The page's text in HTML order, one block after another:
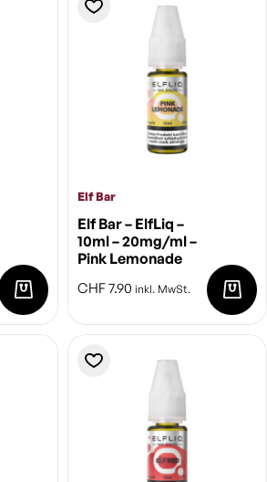
Elf Bar
Elf Bar – ElfLiq –
10ml – 20mg/ml –
Pink Lemonade
CHF7.90 inkl. MwSt.